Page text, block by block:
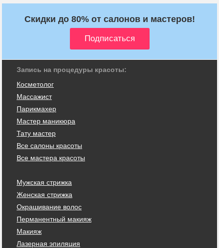
Скидки до 80% от салонов и мастеров!
Запись на процедуры красоты:
Косметолог
Массажист
Парикмахер
Мастер маникюра
Тату мастер
Все салоны красоты
Все мастера красоты
Мужская стрижка
Женская стрижка
Окрашивание волос
Перманентный макияж
Макияж
Лазерная эпиляция